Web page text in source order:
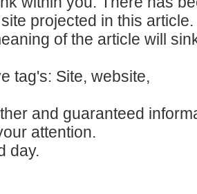
projected in this
of the article will
tag's: Site, website,
and guaranteed
attention.
day.